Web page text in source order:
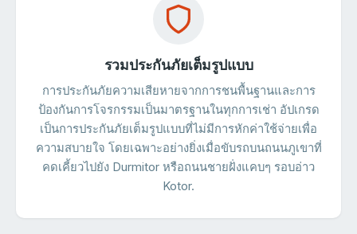
รวมประกันภัยเต็มรูปแบบ
การประกันภัยความเสียหายจากการชนพื้นฐานและการ
ป้องกันการโจรกรรมเป็นมาตรฐานในทุกการเช่า อัปเกรด
เป็นการประกันภัยเต็มรูปแบบที่ไม่มีการหักค่าใช้จ่ายเพื่อ
ความสบายใจ โดยเฉพาะอย่างยิ่งเมื่อขับรถบนถนนภูเขาที่
คดเคี้ยวไปยัง Durmitor หรือถนนชายฝั่งแคบๆ รอบอ่าว
Kotor.